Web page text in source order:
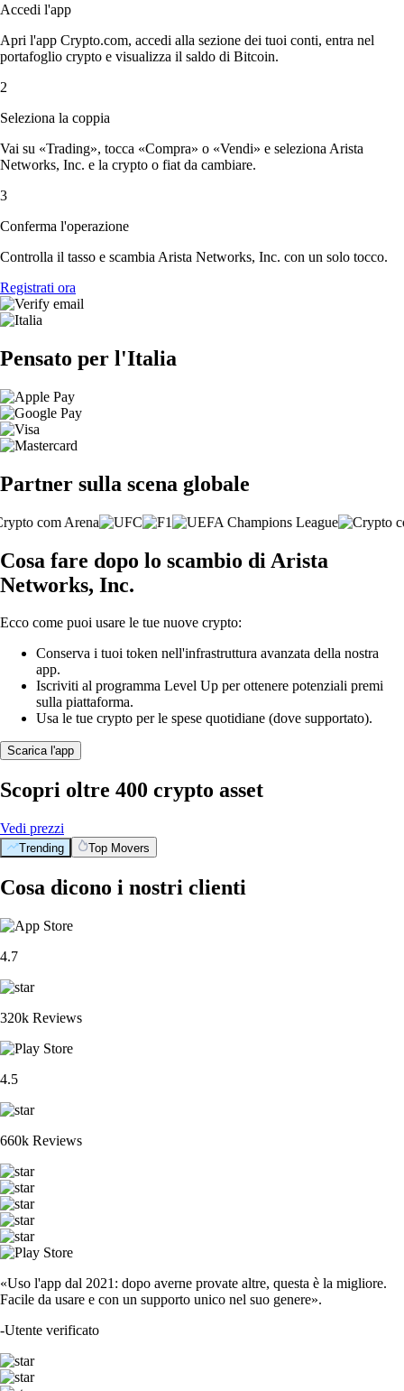
Accedi l'app
Apri l'app Crypto.com, accedi alla sezione dei tuoi conti, entra nel
portafoglio crypto e visualizza il saldo di Bitcoin.
2
Seleziona la coppia
Vai su «Trading», tocca «Compra» o «Vendi» e seleziona Arista
Networks, Inc. e la crypto o fiat da cambiare.
3
Conferma l'operazione
Controlla il tasso e scambia Arista Networks, Inc. con un solo tocco.
Registrati ora
Pensato per l'Italia
Partner sulla scena globale
Cosa fare dopo lo scambio di Arista
Networks, Inc.
Ecco come puoi usare le tue nuove crypto:
Conserva i tuoi token nell'infrastruttura avanzata della nostra
app.
Iscriviti al programma Level Up per ottenere potenziali premi
sulla piattaforma.
Usa le tue crypto per le spese quotidiane (dove supportato).
Scarica l'app
Scopri oltre 400 crypto asset
Vedi prezzi
Trending Top Movers
Cosa dicono i nostri clienti
4.7
320k Reviews
4.5
660k Reviews
«Uso l'app dal 2021: dopo averne provate altre, questa è la migliore.
Facile da usare e con un supporto unico nel suo genere».
-Utente verificato